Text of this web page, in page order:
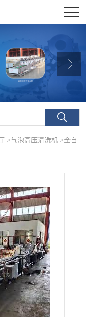
>气泡高压清洗机 >全自